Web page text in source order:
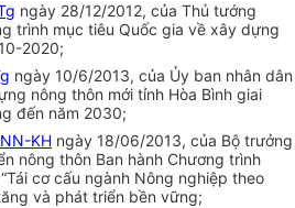
ngày 28/12/2012, của Thủ tướng
trình mục tiêu Quốc gia về xây dựng
2020;
ngày 10/6/2013, của Ủy ban nhân dân
nông thôn mới tỉnh Hòa Bình giai
đến năm 2030;
KH ngày 18/06/2013, của Bộ trưởng
nông thôn Ban hành Chương trình
cơ cấu ngành Nông nghiệp theo
và phát triển bền vững;